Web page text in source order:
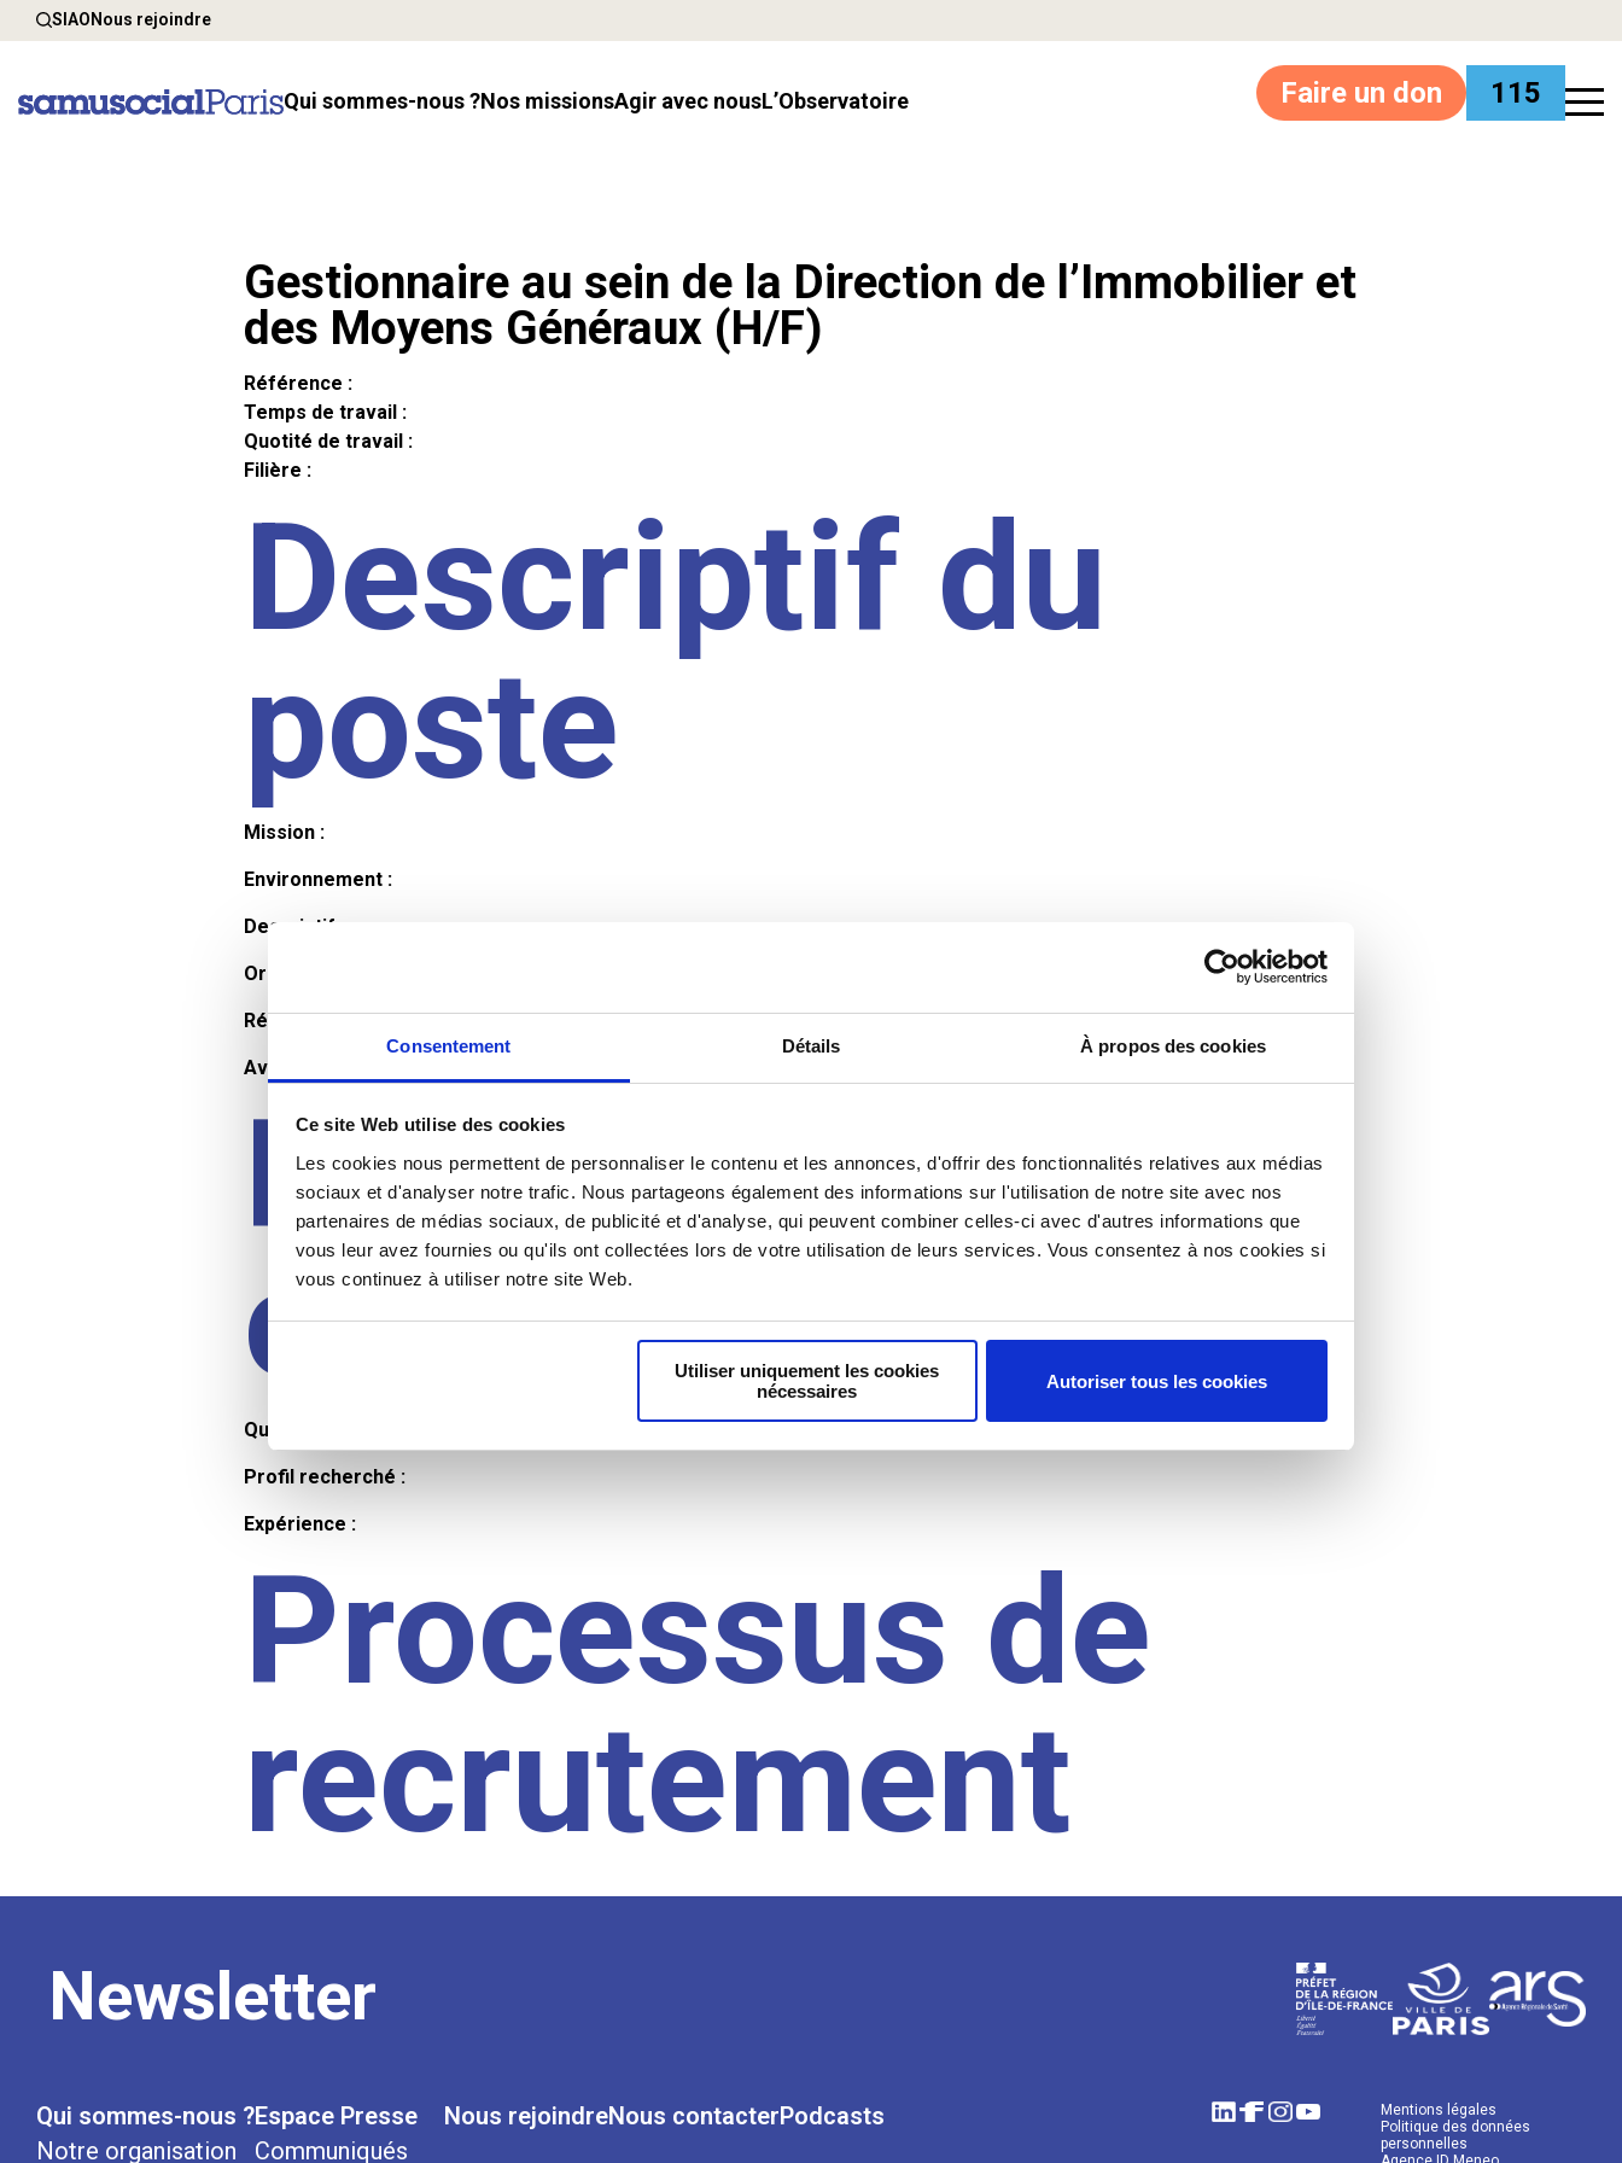
Consentement Détails À propos des cookies
Ce site Web utilise des cookies
Les cookies nous permettent de personnaliser le contenu et les annonces, d'offrir des fonctionnalités relatives aux médias
sociaux et d'analyser notre trafic. Nous partageons également des informations sur l'utilisation de notre site avec nos
partenaires de médias sociaux, de publicité et d'analyse, qui peuvent combiner celles-ci avec d'autres informations que
vous leur avez fournies ou qu'ils ont collectées lors de votre utilisation de leurs services. Vous consentez à nos cookies si
vous continuez à utiliser notre site Web.
Utiliser uniquement les cookies
nécessaires
Autoriser tous les cookies
SIAONous rejoindre
Qui sommes-nous ? Nos missions Agir avec nous l’Observatoire Faire un don 115
Gestionnaire au sein de la Direction de l’Immobilier et
des Moyens Généraux (H/F)
Référence :
Temps de travail :
Quotité de travail :
Filière :
Descriptif du
poste
Mission :
Environnement :
Descriptif :
Organisation et horaires :
Rémunération :
Avantages :
Profil du
candidat
Qualifications et diplômes :
Profil recherché :
Expérience :
Processus de
recrutement
Newsletter
Qui sommes-nous ?
Notre organisation
Espace Presse
Communiqués
Nous rejoindreNous contacterPodcasts
Mentions légales
Politique des données
personnelles